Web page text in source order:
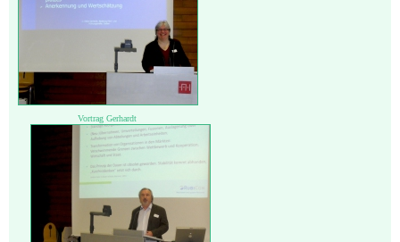
Vortrag Gerhardt